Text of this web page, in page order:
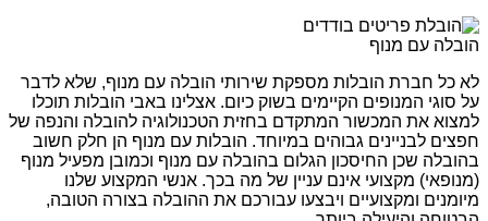
הובלה עם מנוף
לא כל חברת הובלות מספקת שירותי הובלה עם מנוף, שלא לדבר
על סוגי המנופים הקיימים בשוק כיום. אצלינו באבי הובלות תוכלו
למצוא את המכשור המתקדם בחזית הטכנולוגיה להובלה והנפה של
חפצים לבניינים גבוהים במיוחד. הובלות עם מנוף הן חלק חשוב
בהובלה שכן החיסכון הגלום בהובלה עם מנוף וכמובן מפעיל מנוף
(מנופאי) מקצועי אינם עניין של מה בכך. אנשי המקצוע שלנו
מיומנים ומקצועיים ויבצעו עבורכם את ההובלה בצורה הטובה,